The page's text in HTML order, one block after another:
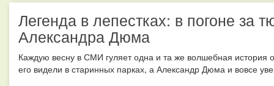
Легенда в лепестках: в погоне за
Александра Дюма
Каждую весну в СМИ гуляет одна и та же волшебная история
его видели в старинных парках, а Александр Дюма и вовсе